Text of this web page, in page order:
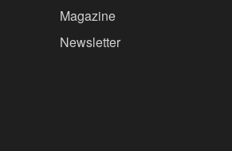
Magazine
Newsletter